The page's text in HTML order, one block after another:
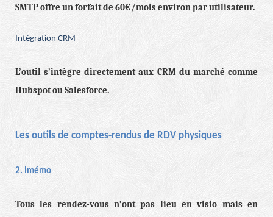
SMTP offre un forfait de 60€/mois environ par utilisateur.
Intégration CRM
L’outil s’intègre directement aux CRM du marché comme
Hubspot ou Salesforce.
Les outils de comptes-rendus de RDV physiques
2. Imémo
Tous les rendez-vous n’ont pas lieu en visio mais en